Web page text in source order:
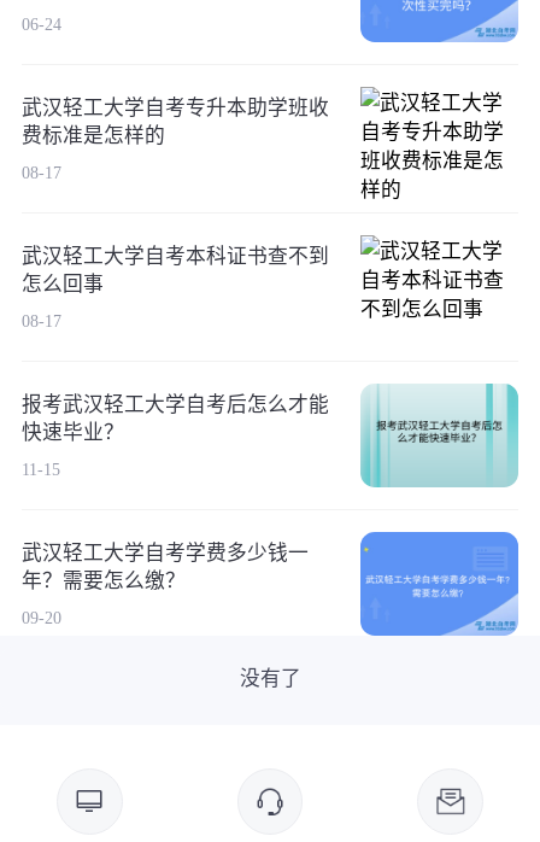
06-24
武汉轻工大学自考专升本助学班收
费标准是怎样的
08-17
武汉轻工大学自考本科证书查不到
怎么回事
08-17
报考武汉轻工大学自考后怎么才能
快速毕业？
11-15
武汉轻工大学自考学费多少钱一
年？需要怎么缴？
09-20
没有了